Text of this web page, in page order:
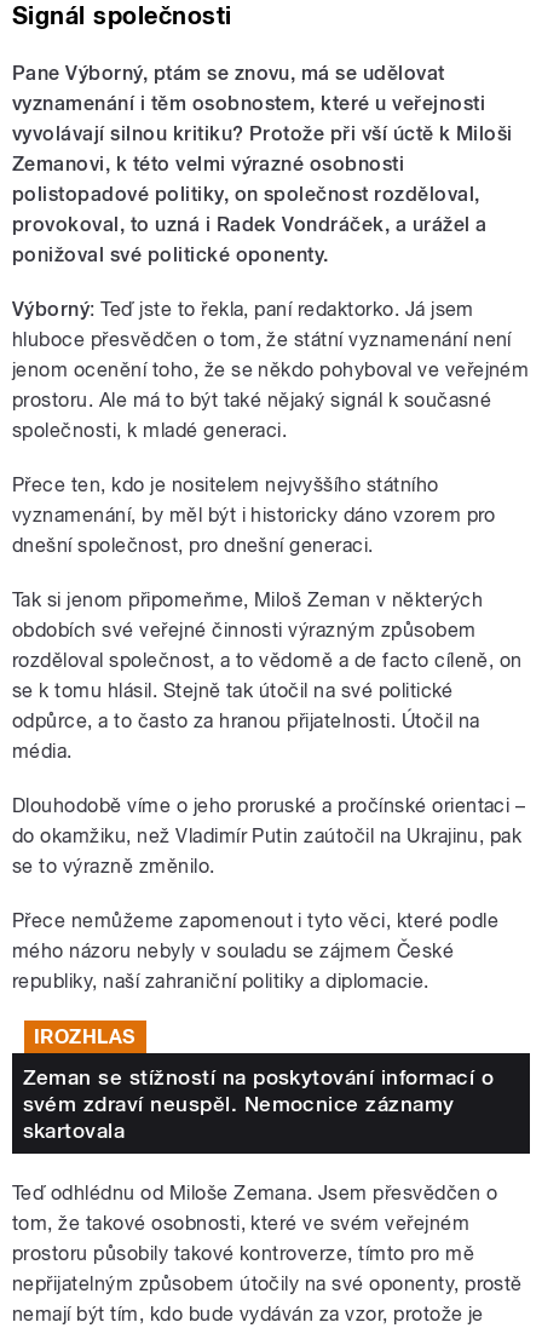
Signál společnosti
Pane Výborný, ptám se znovu, má se udělovat
vyznamenání i těm osobnostem, které u veřejnosti
vyvolávají silnou kritiku? Protože při vší úctě k Miloši
Zemanovi, k této velmi výrazné osobnosti
polistopadové politiky, on společnost rozděloval,
provokoval, to uzná i Radek Vondráček, a urážel a
ponižoval své politické oponenty.
Výborný: Teď jste to řekla, paní redaktorko. Já jsem
hluboce přesvědčen o tom, že státní vyznamenání není
jenom ocenění toho, že se někdo pohyboval ve veřejném
prostoru. Ale má to být také nějaký signál k současné
společnosti, k mladé generaci.
Přece ten, kdo je nositelem nejvyššího státního
vyznamenání, by měl být i historicky dáno vzorem pro
dnešní společnost, pro dnešní generaci.
Tak si jenom připomeňme, Miloš Zeman v některých
obdobích své veřejné činnosti výrazným způsobem
rozděloval společnost, a to vědomě a de facto cíleně, on
se k tomu hlásil. Stejně tak útočil na své politické
odpůrce, a to často za hranou přijatelnosti. Útočil na
média.
Dlouhodobě víme o jeho proruské a pročínské orientaci –
do okamžiku, než Vladimír Putin zaútočil na Ukrajinu, pak
se to výrazně změnilo.
Přece nemůžeme zapomenout i tyto věci, které podle
mého názoru nebyly v souladu se zájmem České
republiky, naší zahraniční politiky a diplomacie.
IROZHLAS
Zeman se stížností na poskytování informací o
svém zdraví neuspěl. Nemocnice záznamy
skartovala
Teď odhlédnu od Miloše Zemana. Jsem přesvědčen o
tom, že takové osobnosti, které ve svém veřejném
prostoru působily takové kontroverze, tímto pro mě
nepřijatelným způsobem útočily na své oponenty, prostě
nemají být tím, kdo bude vydáván za vzor, protože je